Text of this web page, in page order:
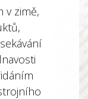
v zimě,